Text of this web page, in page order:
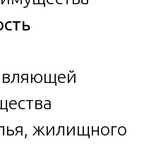
жилищного